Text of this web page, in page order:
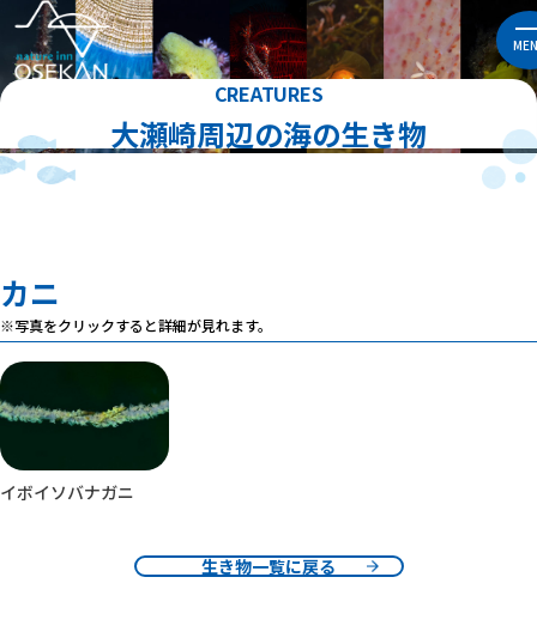
CREATURES
大瀬崎周辺の海の生き物
カニ
※写真をクリックすると詳細が見れます。
イボイソバナガニ
生き物一覧に戻る